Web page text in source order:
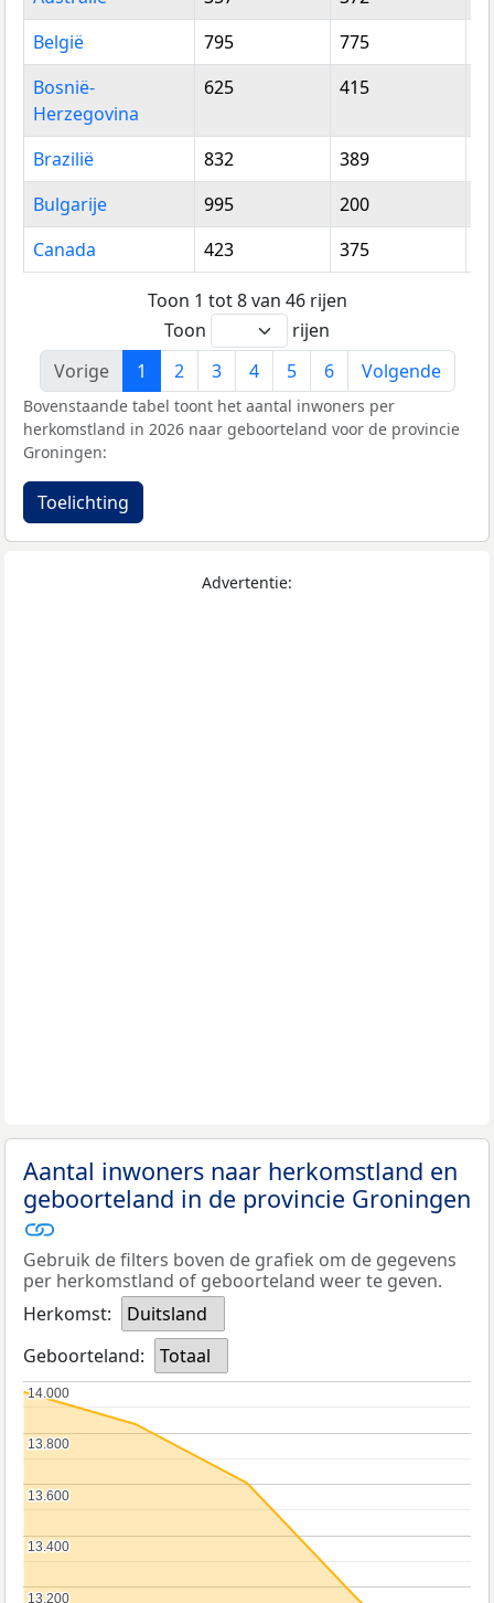
België
795 775
Bosnië-
Herzegovina
625 415
Brazilië 832 389
Bulgarije
995 200
Canada
423 375
Toon 1 tot 8 van 46 rijen
Toon
rijen
Vorige
1 2 3 4 5 6 Volgende
Bovenstaande tabel toont het aantal inwoners per
herkomstland in 2026 naar geboorteland voor de provincie
Groningen:
Toelichting
Advertentie:
Aantal inwoners naar herkomstland en
geboorteland in de provincie Groningen
Gebruik de filters boven de grafiek om de gegevens
per herkomstland of geboorteland weer te geven.
Herkomst:
Duitsland
Geboorteland:
Totaal
13.200
13.200
13.400
13.400
13.600
13.600
13.800
13.800
14.000
14.000